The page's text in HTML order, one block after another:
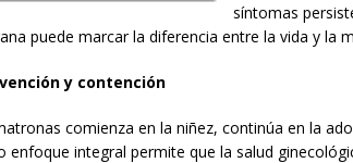
síntomas
puede marcar la diferencia entre la vida y la
y contención
comienza en la niñez, continúa en la
enfoque integral permite que la salud